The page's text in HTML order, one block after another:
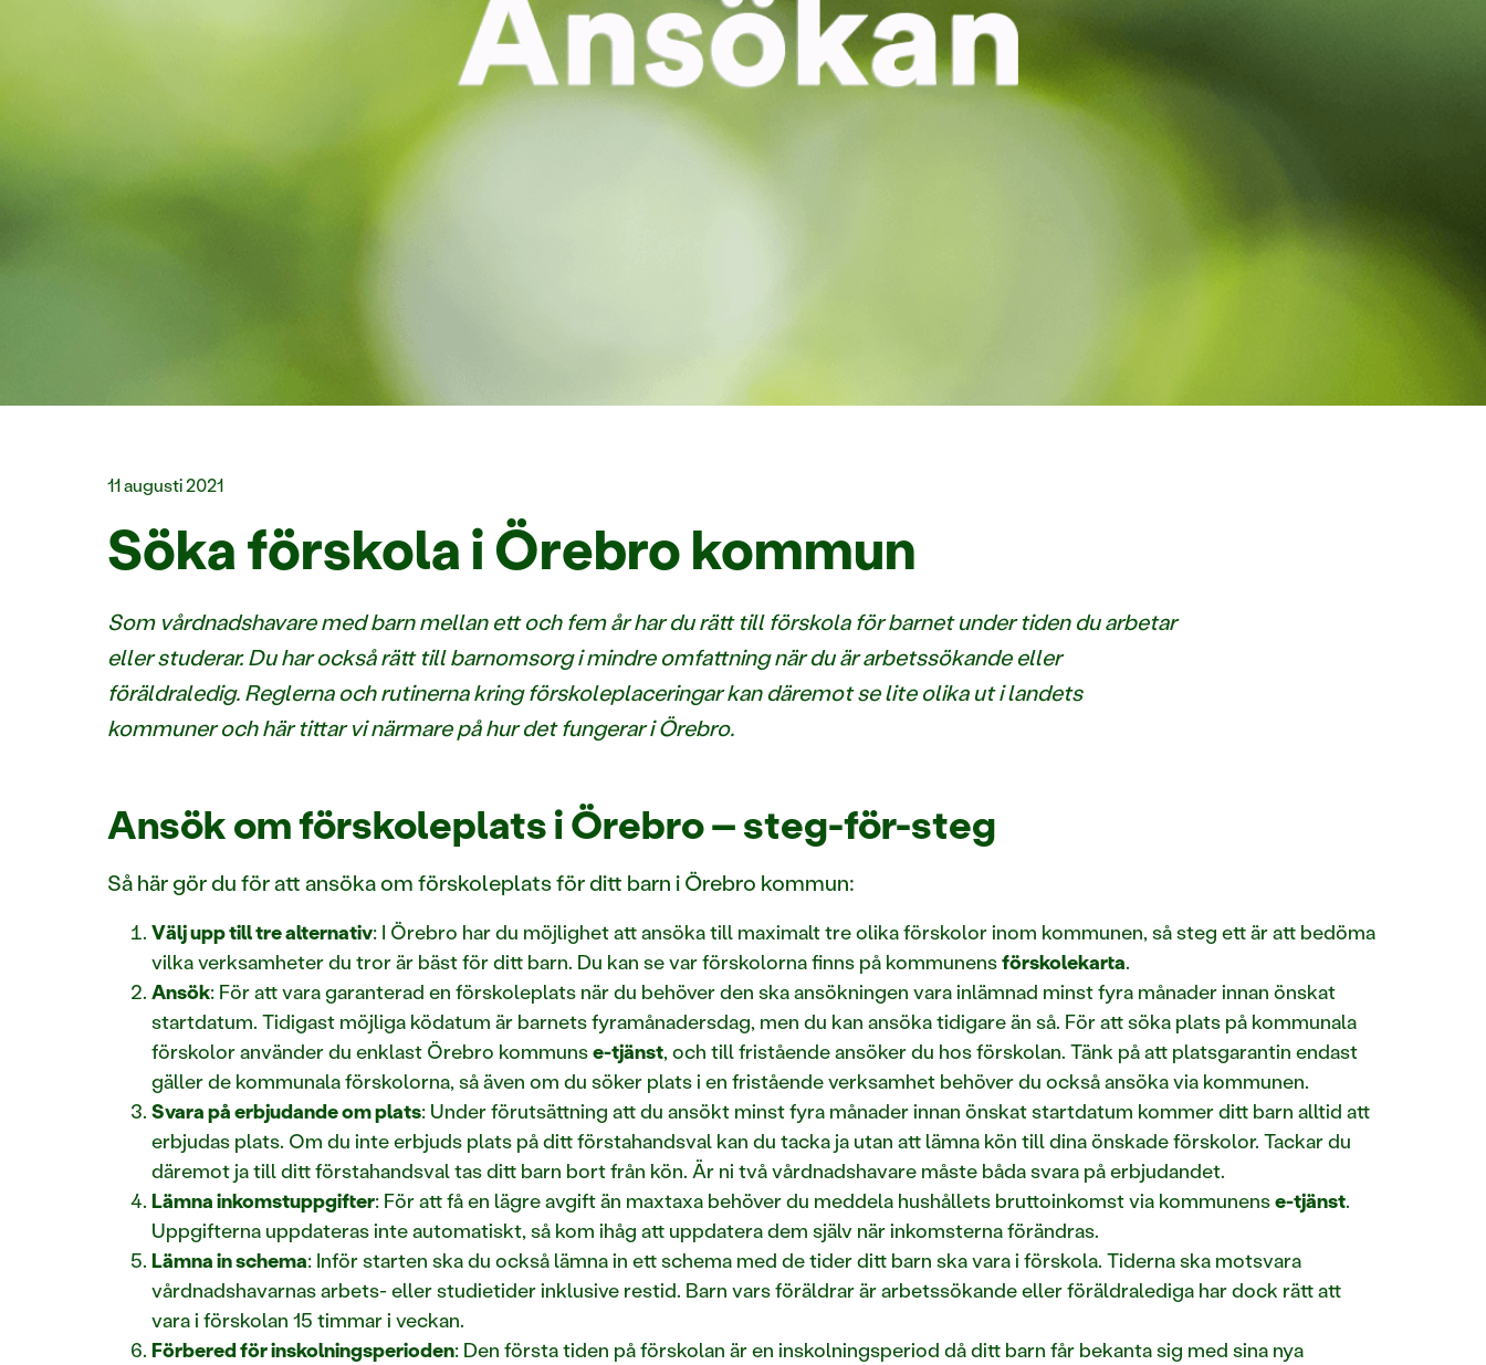
11 augusti 2021
Söka förskola i Örebro kommun
Som vårdnadshavare med barn mellan ett och fem år har du rätt till förskola för barnet under tiden du arbetar
eller studerar. Du har också rätt till barnomsorg i mindre omfattning när du är arbetssökande eller
föräldraledig. Reglerna och rutinerna kring förskoleplaceringar kan däremot se lite olika ut i landets
kommuner och här tittar vi närmare på hur det fungerar i Örebro.
Ansök om förskoleplats i Örebro – steg-för-steg
Så här gör du för att ansöka om förskoleplats för ditt barn i Örebro kommun:
Välj upp till tre alternativ: I Örebro har du möjlighet att ansöka till maximalt tre olika förskolor inom kommunen, så steg ett är att bedöma
vilka verksamheter du tror är bäst för ditt barn. Du kan se var förskolorna finns på kommunensförskolekarta.
Ansök: För att vara garanterad en förskoleplats när du behöver den ska ansökningen vara inlämnad minst fyra månader innan önskat
startdatum. Tidigast möjliga ködatum är barnets fyramånadersdag, men du kan ansöka tidigare än så. För att söka plats på kommunala
förskolor använder du enklast Örebro kommunse-tjänst, och till fristående ansöker du hos förskolan. Tänk på att platsgarantin endast
gäller de kommunala förskolorna, så även om du söker plats i en fristående verksamhet behöver du också ansöka via kommunen.
Svara på erbjudande om plats: Under förutsättning att du ansökt minst fyra månader innan önskat startdatum kommer ditt barn alltid att
erbjudas plats. Om du inte erbjuds plats på ditt förstahandsval kan du tacka ja utan att lämna kön till dina önskade förskolor. Tackar du
däremot ja till ditt förstahandsval tas ditt barn bort från kön. Är ni två vårdnadshavare måste båda svara på erbjudandet.
Lämna inkomstuppgifter: För att få en lägre avgift än maxtaxa behöver du meddela hushållets bruttoinkomst via kommunense-tjänst.
Uppgifterna uppdateras inte automatiskt, så kom ihåg att uppdatera dem själv när inkomsterna förändras.
Lämna in schema: Inför starten ska du också lämna in ett schema med de tider ditt barn ska vara i förskola. Tiderna ska motsvara
vårdnadshavarnas arbets- eller studietider inklusive restid. Barn vars föräldrar är arbetssökande eller föräldralediga har dock rätt att
vara i förskolan 15 timmar i veckan.
Förbered för inskolningsperioden: Den första tiden på förskolan är en inskolningsperiod då ditt barn får bekanta sig med sina nya